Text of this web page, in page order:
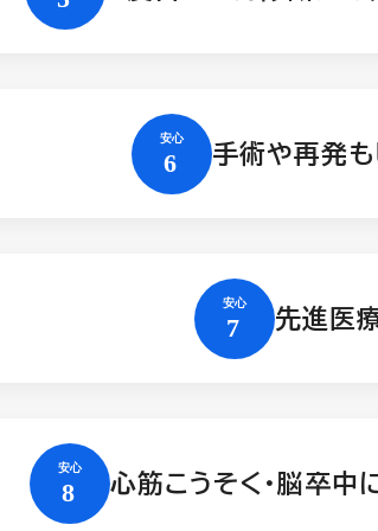
手術や再発も
先進医
心筋こうそく・脳卒中